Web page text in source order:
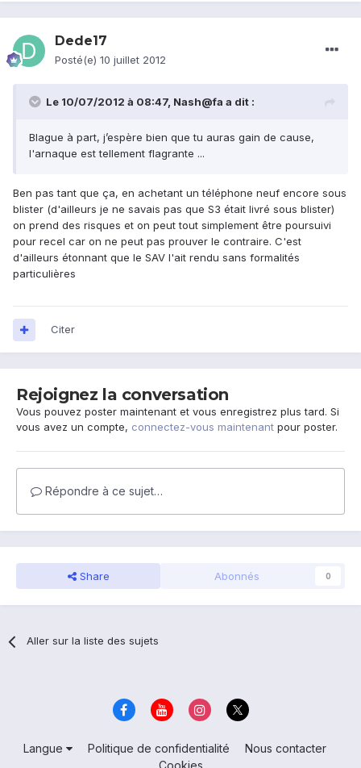
Dede17
Posté(e) 10 juillet 2012
Le 10/07/2012 à 08:47, Nash@fa a dit :
Blague à part, j’espère bien que tu auras gain de cause,
l'arnaque est tellement flagrante ...
Ben pas tant que ça, en achetant un téléphone neuf encore sous
blister (d'ailleurs je ne savais pas que S3 était livré sous blister)
on prend des risques et on peut tout simplement être poursuivi
pour recel car on ne peut pas prouver le contraire. C'est
d'ailleurs étonnant que le SAV l'ait rendu sans formalités
particulières
Citer
Rejoignez la conversation
Vous pouvez poster maintenant et vous enregistrez plus tard. Si
vous avez un compte, connectez-vous maintenant pour poster.
Répondre à ce sujet…
Share Abonnés 0
Aller sur la liste des sujets
Langue Politique de confidentialité
Nous contacter
Cookies